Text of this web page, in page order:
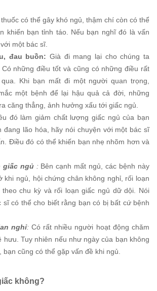
có thể gây khó ngủ, thậm chí còn có thể
khiến bạn tỉnh táo. Nếu bạn nghĩ đó là vấn
một bác sĩ.
đau buồn: Già đi mang lại cho chúng ta
những điều tốt và cũng có những điều rất
Khi bạn mất đi một người quan trọng,
một bệnh để lại hậu quả cả đời, những
căng thẳng, ảnh hưởng xấu tới giấc ngủ.
đó làm giảm chất lượng giấc ngủ của bạn
đang lão hóa, hãy nói chuyện với một bác sĩ
Điều đó có thể khiến bạn nhẹ nhõm hơn và
giấc ngủ : Bên cạnh mất ngủ, các bệnh này
khi ngủ, hội chứng chân không nghỉ, rối loạn
chu kỳ và rối loạn giấc ngủ dữ dội. Nói
sĩ có thể cho biết rằng bạn có bị bất cứ bệnh
nghỉ: Có rất nhiều người hoạt động chăm
hưu. Tuy nhiên nếu như ngày của bạn không
cũng có thể gặp vấn đề khi ngủ.
không?